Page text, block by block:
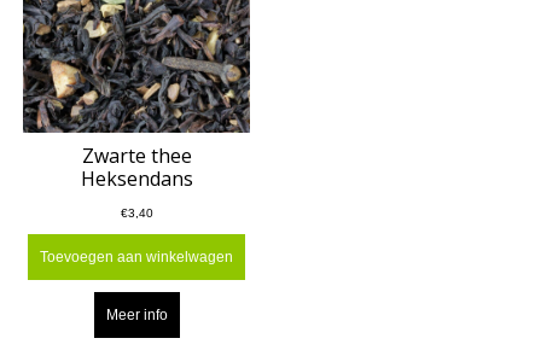
Zwarte thee
Heksendans
€3,40
Toevoegen aan winkelwagen
Meer info